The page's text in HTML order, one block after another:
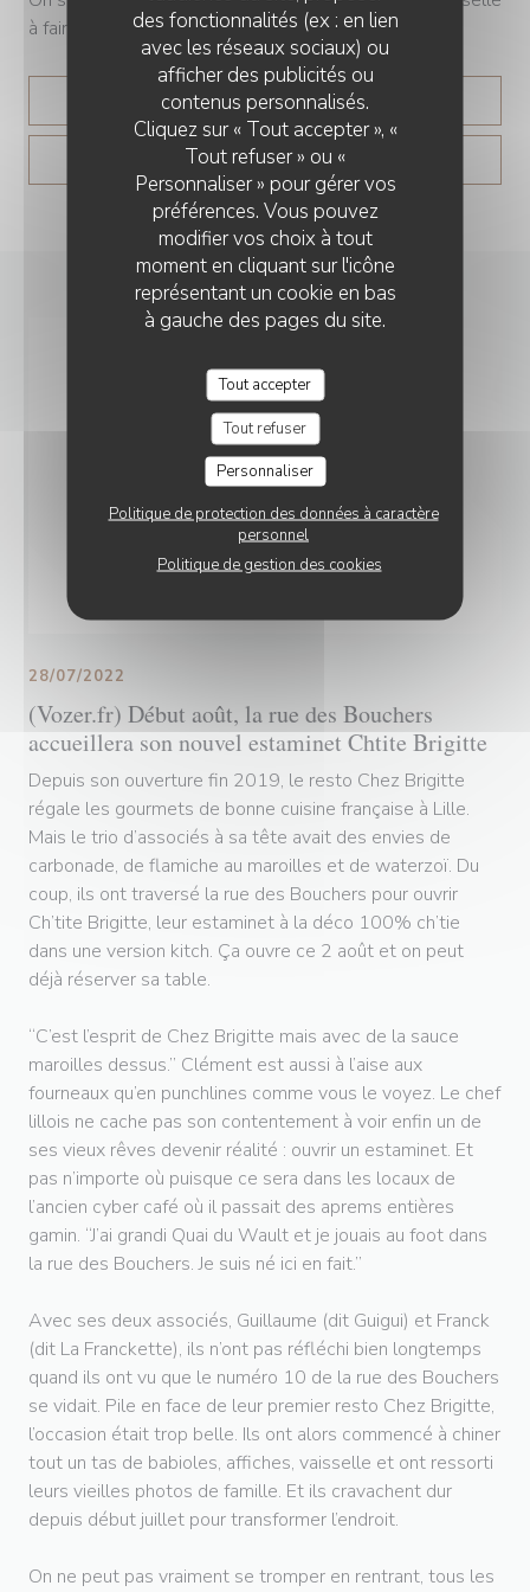
des fonctionnalités (ex : en lien
avec les réseaux sociaux) ou
afficher des publicités ou
contenus personnalisés.
Cliquez sur « Tout accepter », «
Tout refuser » ou «
Personnaliser » pour gérer vos
préférences. Vous pouvez
modifier vos choix à tout
moment en cliquant sur l'icône
représentant un cookie en bas
à gauche des pages du site.
Tout accepter
Tout refuser
Personnaliser
Politique de protection des données à caractère
personnel
Politique de gestion des cookies
à faire », lance le chef.
LIRE L'ARTICLE((OUVRE UNE NOUVELLE
VOIR L'ARTICLE((OUVRE UNE NOUVELLE
(Vozer.fr) Début août, la rue des Bouchers
accueillera son nouvel estaminet Chtite Brigitte
28/07/2022
Depuis son ouverture fin 2019, le resto Chez Brigitte
régale les gourmets de bonne cuisine française à Lille.
Mais le trio d’associés à sa tête avait des envies de
carbonade, de flamiche au maroilles et de waterzoï. Du
coup, ils ont traversé la rue des Bouchers pour ouvrir
Ch’tite Brigitte, leur estaminet à la déco 100% ch’tie
dans une version kitch. Ça ouvre ce 2 août et on peut
déjà réserver sa table.
“C’est l’esprit de Chez Brigitte mais avec de la sauce
maroilles dessus.” Clément est aussi à l’aise aux
fourneaux qu’en punchlines comme vous le voyez. Le chef
lillois ne cache pas son contentement à voir enfin un de
ses vieux rêves devenir réalité : ouvrir un estaminet. Et
pas n’importe où puisque ce sera dans les locaux de
l’ancien cyber café où il passait des aprems entières
gamin. “J’ai grandi Quai du Wault et je jouais au foot dans
la rue des Bouchers. Je suis né ici en fait.”
Avec ses deux associés, Guillaume (dit Guigui) et Franck
(dit La Franckette), ils n’ont pas réfléchi bien longtemps
quand ils ont vu que le numéro 10 de la rue des Bouchers
se vidait. Pile en face de leur premier resto Chez Brigitte,
l’occasion était trop belle. Ils ont alors commencé à chiner
tout un tas de babioles, affiches, vaisselle et ont ressorti
leurs vieilles photos de famille. Et ils cravachent dur
depuis début juillet pour transformer l’endroit.
On ne peut pas vraiment se tromper en rentrant, tous les